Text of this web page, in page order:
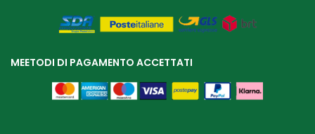
MEETODI DI PAGAMENTO ACCETTATI